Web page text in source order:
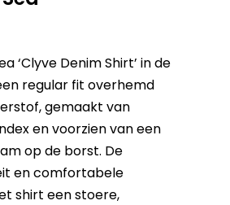
‘Clyve Denim Shirt’ in de
regular fit overhemd
gemaakt van
en voorzien van een
op de borst. De
en comfortabele
shirt een stoere,